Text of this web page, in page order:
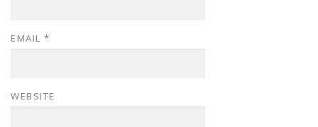
EMAIL *
WEBSITE